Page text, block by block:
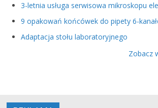
3-letnia usługa serwisowa mikroskopu
9 opakowań końcówek do pipety 6-
Adaptacja stołu laboratoryjnego
Zobacz